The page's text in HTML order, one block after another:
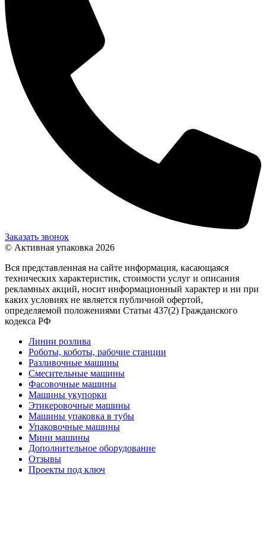
Заказать звонок
© Активная упаковка 2026
Вся представленная на сайте информация, касающаяся
технических характеристик, стоимости услуг и описания
рекламных акций, носит информационный характер и ни при
каких условиях не является публичной офертой,
определяемой положениями Статьи 437(2) Гражданского
кодекса РФ
Линии розлива
Роботы, коботы, рабочие станции
Разливочные машины
Смесительные машины
Фасовочные машины
Машины укупорки
Этикеровочные машины
Машины упаковка в тубы
Упаковочные машины
Мини машины
Дополнительное оборудование
Отзывы
Проекты под ключ